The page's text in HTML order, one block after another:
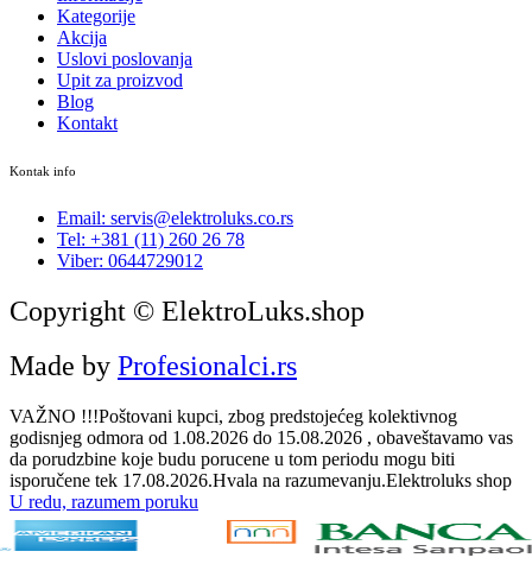
Kategorije
Akcija
Uslovi poslovanja
Upit za proizvod
Blog
Kontakt
Kontak info
Email: servis@elektroluks.co.rs
Tel: +381 (11) 260 26 78
Viber: 0644729012
Copyright © ElektroLuks.shop
Made by Profesionalci.rs
VAŽNO !!!Poštovani kupci, zbog predstojećeg kolektivnog
godisnjeg odmora od 1.08.2026 do 15.08.2026 , obaveštavamo vas
da porudzbine koje budu porucene u tom periodu mogu biti
isporučene tek 17.08.2026.Hvala na razumevanju.Elektroluks shop
U redu, razumem poruku